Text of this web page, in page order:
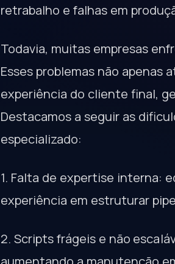
retrabalho e falhas em
Todavia, muitas empresas
Esses problemas não
experiência do cliente final,
Destacamos a seguir as
especializado:
1. Falta de expertise interna:
experiência em estruturar
2. Scripts frágeis e não